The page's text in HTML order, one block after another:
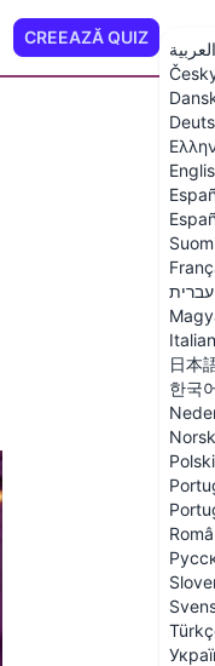
CREEAZĂ QUIZ
العربية
עברית
日本
한국
Norsk
Polski